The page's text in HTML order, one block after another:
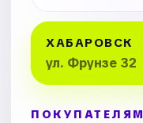
ХАБАРОВСК
ул. Фрунзе 32
ПОКУПАТЕЛЯМ